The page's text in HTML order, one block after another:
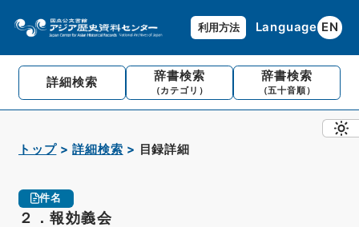
利用方法 Language EN
詳細検索 辞書検索
（カテゴリ）
辞書検索
（五十音順）
トップ 詳細検索 目録詳細
件名
２．報効義会